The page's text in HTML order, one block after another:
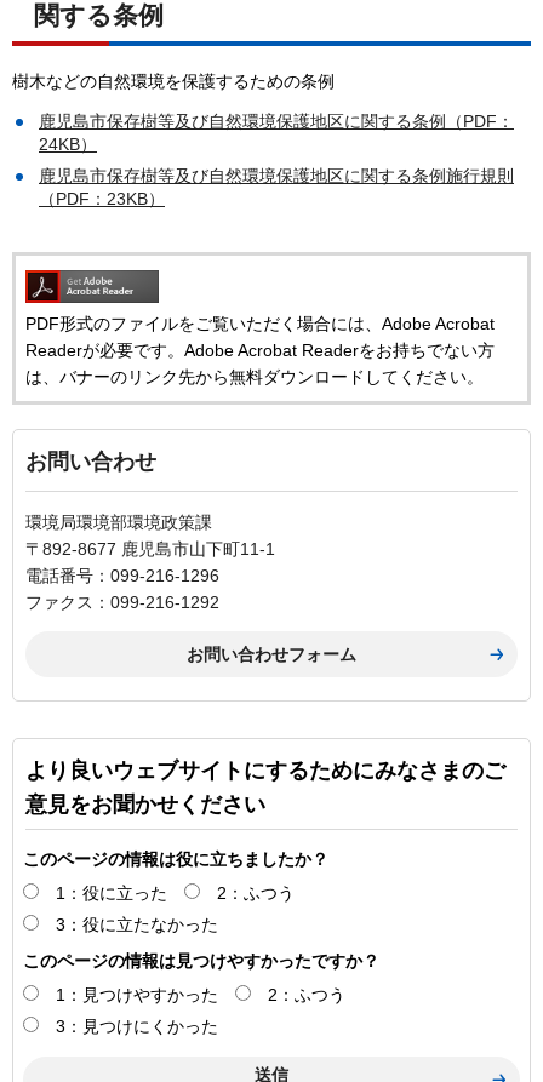
関する条例
樹木などの自然環境を保護するための条例
鹿児島市保存樹等及び自然環境保護地区に関する条例（PDF：
24KB）
鹿児島市保存樹等及び自然環境保護地区に関する条例施行規則
（PDF：23KB）
PDF形式のファイルをご覧いただく場合には、Adobe Acrobat
Readerが必要です。Adobe Acrobat Readerをお持ちでない方
は、バナーのリンク先から無料ダウンロードしてください。
お問い合わせ
環境局環境部環境政策課
〒892-8677 鹿児島市山下町11-1
電話番号：099-216-1296
ファクス：099-216-1292
より良いウェブサイトにするためにみなさまのご
意見をお聞かせください
このページの情報は役に立ちましたか？
1：役に立った
2：ふつう
3：役に立たなかった
このページの情報は見つけやすかったですか？
1：見つけやすかった
2：ふつう
3：見つけにくかった